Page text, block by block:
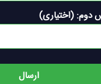
دوم: (اختیاری)
ارسال